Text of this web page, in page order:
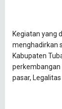
Kegiatan yang
menghadirkan
Kabupaten
perkembangan
pasar,